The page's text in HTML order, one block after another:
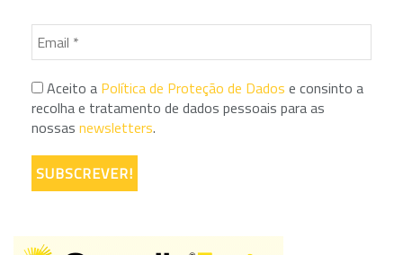
Aceito a Política de Proteção de Dados e consinto a
recolha e tratamento de dados pessoais para as
nossas newsletters.